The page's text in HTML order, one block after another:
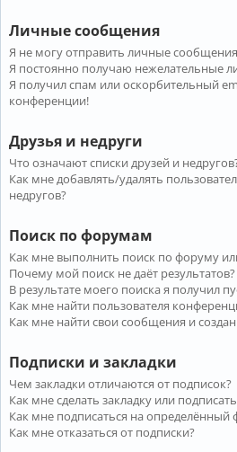
Личные сообщения
Я не могу отправить личные
Я постоянно получаю нежелательные
Я получил спам или оскорбительный
конференции!
Друзья и недруги
Что означают списки друзей и
Как мне добавлять/удалять
недругов?
Поиск по форумам
Как мне выполнить поиск по форуму
Почему мой поиск не даёт результатов?
В результате моего поиска я получил
Как мне найти пользователя
Как мне найти свои сообщения и
Подписки и закладки
Чем закладки отличаются от подписок?
Как мне сделать закладку или
Как мне подписаться на определённый
Как мне отказаться от подписки?